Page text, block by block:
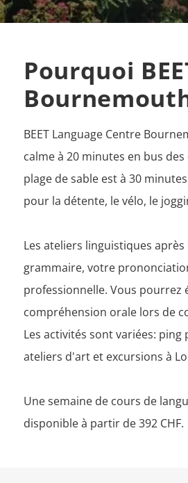
Pourquoi
BEET Language Centre
calme à 20 minutes en bus
plage de sable est à 30
pour la détente, le vélo, le
Les ateliers linguistiques
grammaire, votre
professionnelle. Vous
compréhension orale lors de
Les activités sont variées:
ateliers d'art et excursions à
Une semaine de cours de
disponible à partir de 392 CHF.